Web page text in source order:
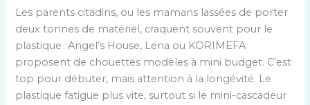
Les parents citadins, ou les mamans lassées de porter
deux tonnes de matériel, craquent souvent pour le
plastique : Angel’s House, Lena ou KORIMEFA
proposent de chouettes modèles à mini budget. C’est
top pour débuter, mais attention à la longévité. Le
plastique fatigue plus vite, surtout si le mini-cascadeur